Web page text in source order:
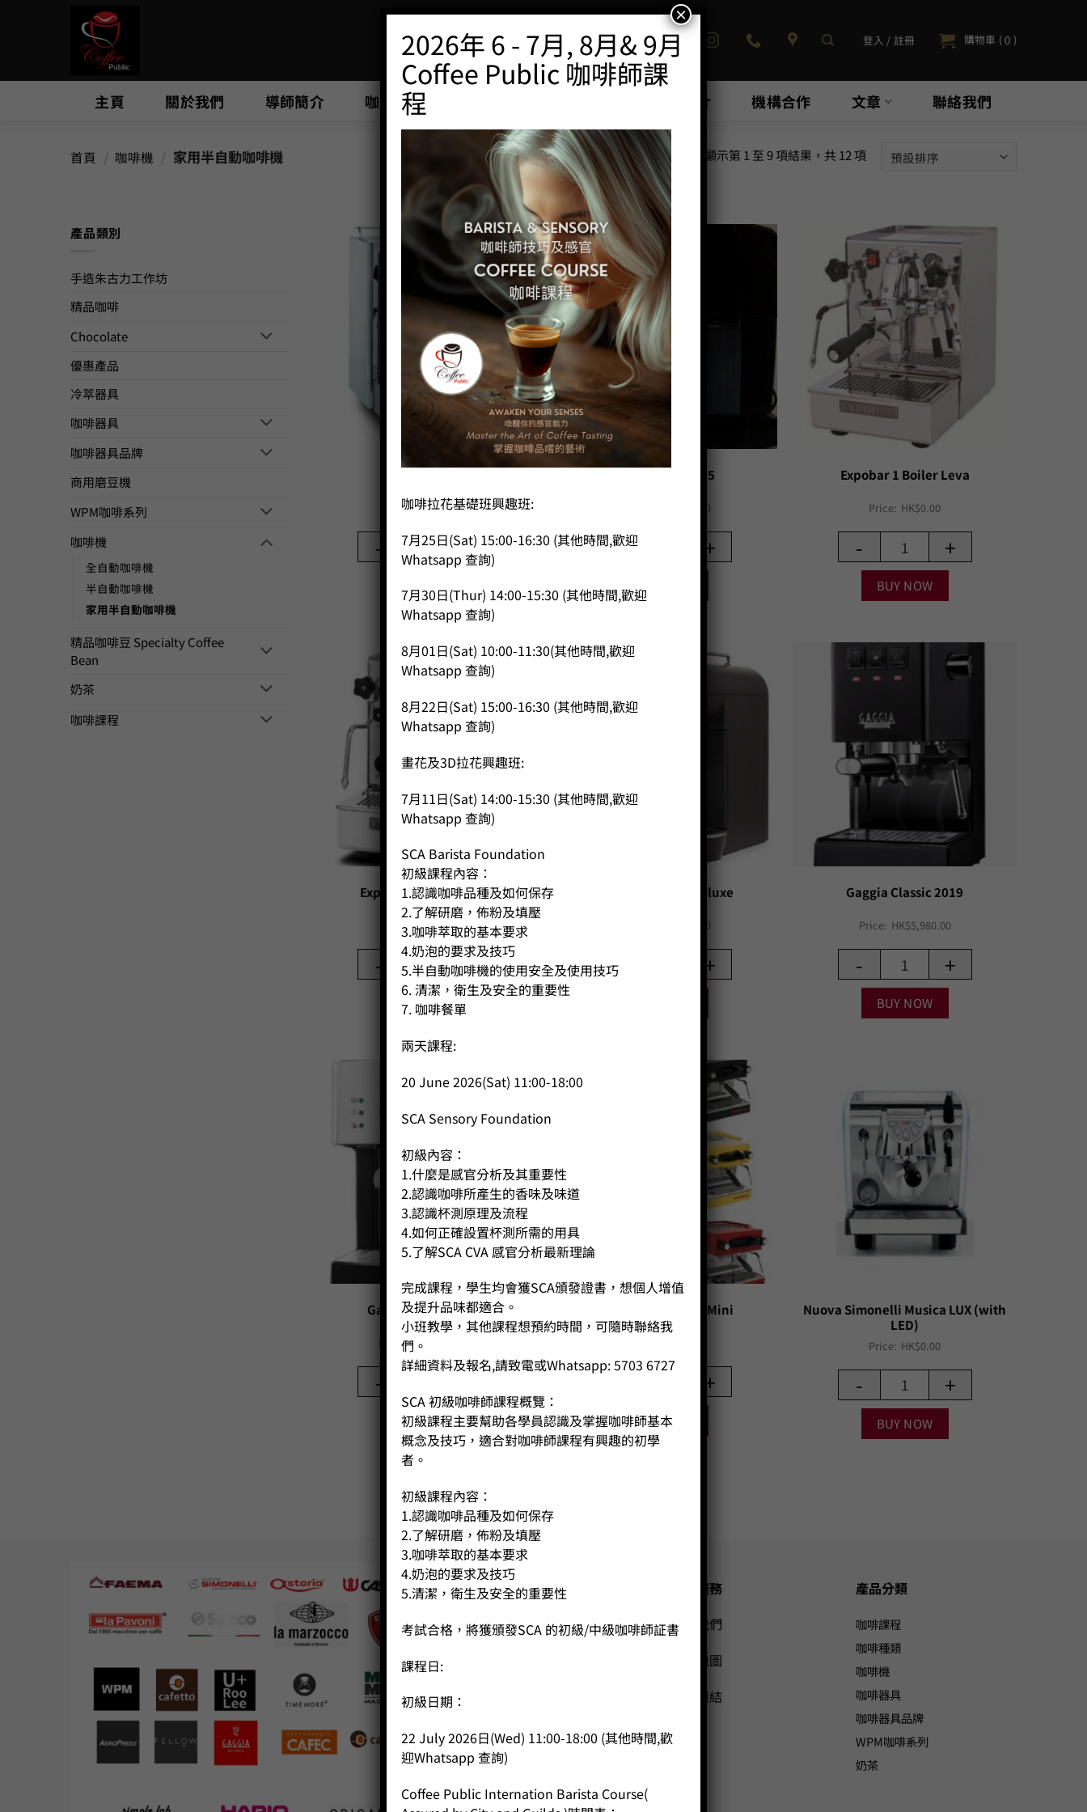
登入 / 註冊 購物車 ( 0 )
主頁 關於我們 導師簡介 咖啡班/工作坊 優惠最新產品推介 機構合作 文章 聯絡我們
首頁 / 咖啡機 / 家用半自動咖啡機 顯示第 1 至 9 項結果，共 12 項
產品類別
手造朱古力工作坊
精品咖啡
Chocolate
優惠產品
冷萃器具
咖啡器具
咖啡器具品牌
商用磨豆機
WPM咖啡系列
咖啡機
全自動咖啡機
半自動咖啡機
家用半自動咖啡機
精品咖啡豆 Specialty Coffee
Bean
奶茶
咖啡課程
Price: HK$0.00
- +
DeLonghi EC 155
1,098.00
- +
BUY NOW
Expobar 1 Boiler Leva
Price: HK$0.00
- +
BUY NOW
Expobar 2 Boiler Leva
Price: HK$0.00
- +
BUY NOW
Gaggia Carezza Deluxe
3,980.00
- +
Gaggia Classic 2019
Price: HK$5,980.00
- +
BUY NOW
Gaggia Viva Deluxe
Price: HK$
- +
BUY NOW
La Marzocco Linea Mini
+
BUY NOW
Nuova Simonelli Musica LUX (with
LED)
Price: HK$0.00
- +
BUY NOW
公司
主頁
客戶服務
聯絡我們
網站地圖
友站連結
產品分類
咖啡課程
咖啡種類
咖啡機
咖啡器具
咖啡器具品牌
WPM咖啡系列
奶茶
2026年 6 - 7月, 8月& 9月
Coffee Public 咖啡師課
程
咖啡拉花基礎班興趣班:
7月25日(Sat) 15:00-16:30 (其他時間,歡迎
Whatsapp 查詢)
7月30日(Thur) 14:00-15:30 (其他時間,歡迎
Whatsapp 查詢)
8月01日(Sat) 10:00-11:30(其他時間,歡迎
Whatsapp 查詢)
8月22日(Sat) 15:00-16:30 (其他時間,歡迎
Whatsapp 查詢)
畫花及3D拉花興趣班:
7月11日(Sat) 14:00-15:30 (其他時間,歡迎
Whatsapp 查詢)
SCA Barista Foundation
初級課程內容：
1.認識咖啡品種及如何保存
2.了解研磨，佈粉及填壓
3.咖啡萃取的基本要求
4.奶泡的要求及技巧
5.半自動咖啡機的使用安全及使用技巧
6. 清潔，衛生及安全的重要性
7. 咖啡餐單
兩天課程:
20 June 2026(Sat) 11:00-18:00
SCA Sensory Foundation
初級內容：
1.什麼是感官分析及其重要性
2.認識咖啡所產生的香味及味道
3.認識杯測原理及流程
4.如何正確設置杯測所需的用具
5.了解SCA CVA 感官分析最新理論
完成課程，學生均會獲SCA頒發證書，想個人增值
及提升品味都適合。
小班教學，其他課程想預約時間，可隨時聯絡我
們。
詳細資料及報名,請致電或Whatsapp: 5703 6727
SCA 初級咖啡師課程概覽：
初級課程主要幫助各學員認識及掌握咖啡師基本
概念及技巧，適合對咖啡師課程有興趣的初學
者。
初級課程內容：
1.認識咖啡品種及如何保存
2.了解研磨，佈粉及填壓
3.咖啡萃取的基本要求
4.奶泡的要求及技巧
5.清潔，衛生及安全的重要性
考試合格，將獲頒發SCA 的初級/中級咖啡師証書
課程日:
初級日期：
22 July 2026日(Wed) 11:00-18:00 (其他時間,歡
迎Whatsapp 查詢)
Coffee Public Internation Barista Course(
×